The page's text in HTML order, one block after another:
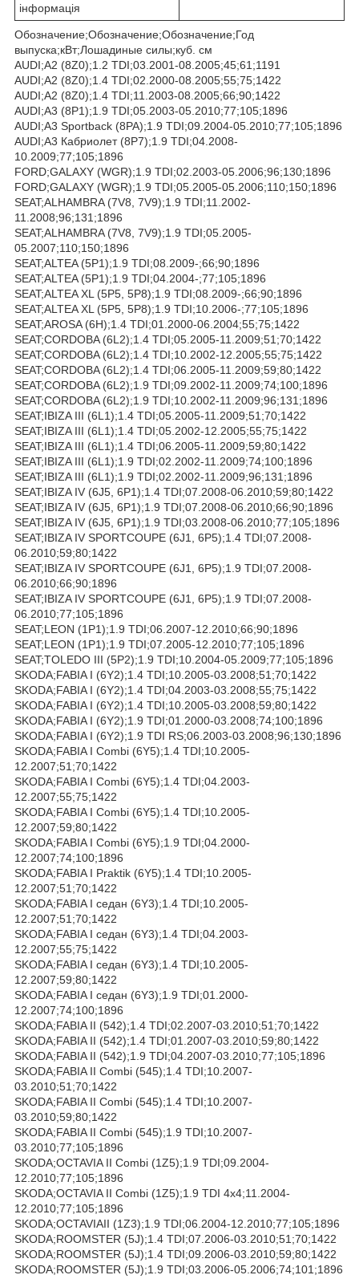
інформація
Обозначение;Обозначение;Обозначение;Год
выпуска;кВт;Лошадиные силы;куб. см
AUDI;A2 (8Z0);1.2 TDI;03.2001-08.2005;45;61;1191
AUDI;A2 (8Z0);1.4 TDI;02.2000-08.2005;55;75;1422
AUDI;A2 (8Z0);1.4 TDI;11.2003-08.2005;66;90;1422
AUDI;A3 (8P1);1.9 TDI;05.2003-05.2010;77;105;1896
AUDI;A3 Sportback (8PA);1.9 TDI;09.2004-05.2010;77;105;1896
AUDI;A3 Кабриолет (8P7);1.9 TDI;04.2008-
10.2009;77;105;1896
FORD;GALAXY (WGR);1.9 TDI;02.2003-05.2006;96;130;1896
FORD;GALAXY (WGR);1.9 TDI;05.2005-05.2006;110;150;1896
SEAT;ALHAMBRA (7V8, 7V9);1.9 TDI;11.2002-
11.2008;96;131;1896
SEAT;ALHAMBRA (7V8, 7V9);1.9 TDI;05.2005-
05.2007;110;150;1896
SEAT;ALTEA (5P1);1.9 TDI;08.2009-;66;90;1896
SEAT;ALTEA (5P1);1.9 TDI;04.2004-;77;105;1896
SEAT;ALTEA XL (5P5, 5P8);1.9 TDI;08.2009-;66;90;1896
SEAT;ALTEA XL (5P5, 5P8);1.9 TDI;10.2006-;77;105;1896
SEAT;AROSA (6H);1.4 TDI;01.2000-06.2004;55;75;1422
SEAT;CORDOBA (6L2);1.4 TDI;05.2005-11.2009;51;70;1422
SEAT;CORDOBA (6L2);1.4 TDI;10.2002-12.2005;55;75;1422
SEAT;CORDOBA (6L2);1.4 TDI;06.2005-11.2009;59;80;1422
SEAT;CORDOBA (6L2);1.9 TDI;09.2002-11.2009;74;100;1896
SEAT;CORDOBA (6L2);1.9 TDI;10.2002-11.2009;96;131;1896
SEAT;IBIZA III (6L1);1.4 TDI;05.2005-11.2009;51;70;1422
SEAT;IBIZA III (6L1);1.4 TDI;05.2002-12.2005;55;75;1422
SEAT;IBIZA III (6L1);1.4 TDI;06.2005-11.2009;59;80;1422
SEAT;IBIZA III (6L1);1.9 TDI;02.2002-11.2009;74;100;1896
SEAT;IBIZA III (6L1);1.9 TDI;02.2002-11.2009;96;131;1896
SEAT;IBIZA IV (6J5, 6P1);1.4 TDI;07.2008-06.2010;59;80;1422
SEAT;IBIZA IV (6J5, 6P1);1.9 TDI;07.2008-06.2010;66;90;1896
SEAT;IBIZA IV (6J5, 6P1);1.9 TDI;03.2008-06.2010;77;105;1896
SEAT;IBIZA IV SPORTCOUPE (6J1, 6P5);1.4 TDI;07.2008-
06.2010;59;80;1422
SEAT;IBIZA IV SPORTCOUPE (6J1, 6P5);1.9 TDI;07.2008-
06.2010;66;90;1896
SEAT;IBIZA IV SPORTCOUPE (6J1, 6P5);1.9 TDI;07.2008-
06.2010;77;105;1896
SEAT;LEON (1P1);1.9 TDI;06.2007-12.2010;66;90;1896
SEAT;LEON (1P1);1.9 TDI;07.2005-12.2010;77;105;1896
SEAT;TOLEDO III (5P2);1.9 TDI;10.2004-05.2009;77;105;1896
SKODA;FABIA I (6Y2);1.4 TDI;10.2005-03.2008;51;70;1422
SKODA;FABIA I (6Y2);1.4 TDI;04.2003-03.2008;55;75;1422
SKODA;FABIA I (6Y2);1.4 TDI;10.2005-03.2008;59;80;1422
SKODA;FABIA I (6Y2);1.9 TDI;01.2000-03.2008;74;100;1896
SKODA;FABIA I (6Y2);1.9 TDI RS;06.2003-03.2008;96;130;1896
SKODA;FABIA I Combi (6Y5);1.4 TDI;10.2005-
12.2007;51;70;1422
SKODA;FABIA I Combi (6Y5);1.4 TDI;04.2003-
12.2007;55;75;1422
SKODA;FABIA I Combi (6Y5);1.4 TDI;10.2005-
12.2007;59;80;1422
SKODA;FABIA I Combi (6Y5);1.9 TDI;04.2000-
12.2007;74;100;1896
SKODA;FABIA I Praktik (6Y5);1.4 TDI;10.2005-
12.2007;51;70;1422
SKODA;FABIA I седан (6Y3);1.4 TDI;10.2005-
12.2007;51;70;1422
SKODA;FABIA I седан (6Y3);1.4 TDI;04.2003-
12.2007;55;75;1422
SKODA;FABIA I седан (6Y3);1.4 TDI;10.2005-
12.2007;59;80;1422
SKODA;FABIA I седан (6Y3);1.9 TDI;01.2000-
12.2007;74;100;1896
SKODA;FABIA II (542);1.4 TDI;02.2007-03.2010;51;70;1422
SKODA;FABIA II (542);1.4 TDI;01.2007-03.2010;59;80;1422
SKODA;FABIA II (542);1.9 TDI;04.2007-03.2010;77;105;1896
SKODA;FABIA II Combi (545);1.4 TDI;10.2007-
03.2010;51;70;1422
SKODA;FABIA II Combi (545);1.4 TDI;10.2007-
03.2010;59;80;1422
SKODA;FABIA II Combi (545);1.9 TDI;10.2007-
03.2010;77;105;1896
SKODA;OCTAVIA II Combi (1Z5);1.9 TDI;09.2004-
12.2010;77;105;1896
SKODA;OCTAVIA II Combi (1Z5);1.9 TDI 4x4;11.2004-
12.2010;77;105;1896
SKODA;OCTAVIAII (1Z3);1.9 TDI;06.2004-12.2010;77;105;1896
SKODA;ROOMSTER (5J);1.4 TDI;07.2006-03.2010;51;70;1422
SKODA;ROOMSTER (5J);1.4 TDI;09.2006-03.2010;59;80;1422
SKODA;ROOMSTER (5J);1.9 TDI;03.2006-05.2006;74;101;1896